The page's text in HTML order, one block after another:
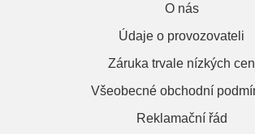
O nás
Údaje o provozovateli
Záruka trvale nízkých cen
Všeobecné obchodní
Reklamační řád